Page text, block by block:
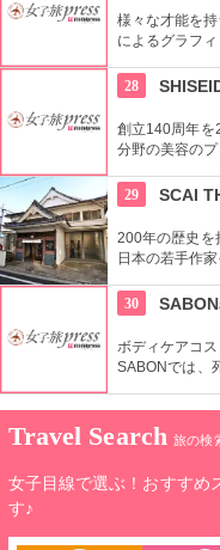
様々な才能を
によるグラフ
28
創立140周年を
分野の美容の
ベントなどの
29 SCAI
200年の歴史を
日本の若手作
30
ボディケアコ
SABONでは、
Travel Search 旅の検
女子目線で選ぶ！おすすめ
す♪